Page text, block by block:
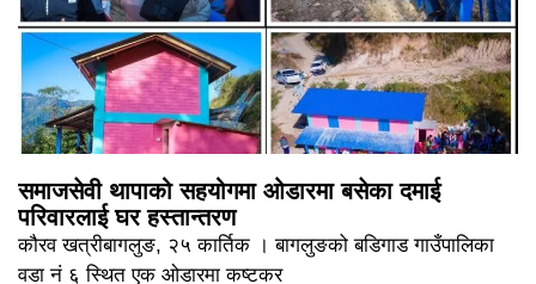
समाजसेवी थापाको सहयोगमा ओडारमा बसेका दमाई
परिवारलाई घर हस्तान्तरण
कौरव खत्रीबागलुङ, २५ कार्तिक । बागलुङको बडिगाड गाउँपालिका
वडा नं ६ स्थित एक ओडारमा कष्टकर